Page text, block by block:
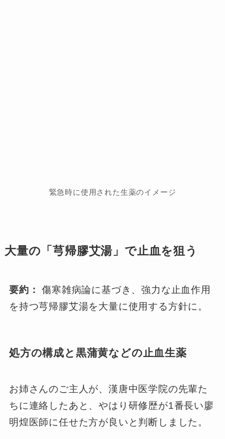
緊急時に使用された生薬のイメージ
大量の「芎帰膠艾湯」で止血を狙う
要約：
傷寒雑病論に基づき、強力な止血作用
を持つ芎帰膠艾湯を大量に使用する方針に。
処方の構成と黒蒲黄などの止血生薬
お姉さんのご主人が、漢唐中医学院の先輩た
ちに連絡したあと、やはり研修歴が1番長い廖
明煌医師に任せた方が良いと判断しました。